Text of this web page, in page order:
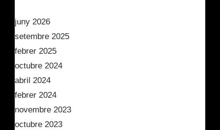
juny 2026
setembre 2025
febrer 2025
octubre 2024
abril 2024
febrer 2024
novembre 2023
octubre 2023